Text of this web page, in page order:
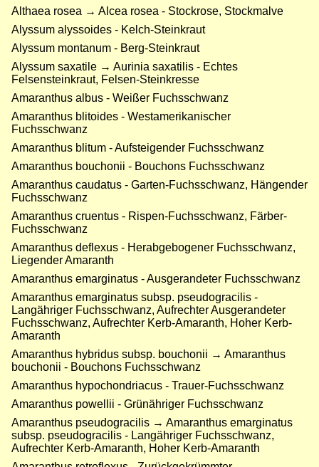
Althaea rosea → Alcea rosea - Stockrose, Stockmalve
Alyssum alyssoides - Kelch-Steinkraut
Alyssum montanum - Berg-Steinkraut
Alyssum saxatile → Aurinia saxatilis - Echtes
Felsensteinkraut, Felsen-Steinkresse
Amaranthus albus - Weißer Fuchsschwanz
Amaranthus blitoides - Westamerikanischer
Fuchsschwanz
Amaranthus blitum - Aufsteigender Fuchsschwanz
Amaranthus bouchonii - Bouchons Fuchsschwanz
Amaranthus caudatus - Garten-Fuchsschwanz, Hängender
Fuchsschwanz
Amaranthus cruentus - Rispen-Fuchsschwanz, Färber-
Fuchsschwanz
Amaranthus deflexus - Herabgebogener Fuchsschwanz,
Liegender Amaranth
Amaranthus emarginatus - Ausgerandeter Fuchsschwanz
Amaranthus emarginatus subsp. pseudogracilis -
Langähriger Fuchsschwanz, Aufrechter Ausgerandeter
Fuchsschwanz, Aufrechter Kerb-Amaranth, Hoher Kerb-
Amaranth
Amaranthus hybridus subsp. bouchonii → Amaranthus
bouchonii - Bouchons Fuchsschwanz
Amaranthus hypochondriacus - Trauer-Fuchsschwanz
Amaranthus powellii - Grünähriger Fuchsschwanz
Amaranthus pseudogracilis → Amaranthus emarginatus
subsp. pseudogracilis - Langähriger Fuchsschwanz,
Aufrechter Kerb-Amaranth, Hoher Kerb-Amaranth